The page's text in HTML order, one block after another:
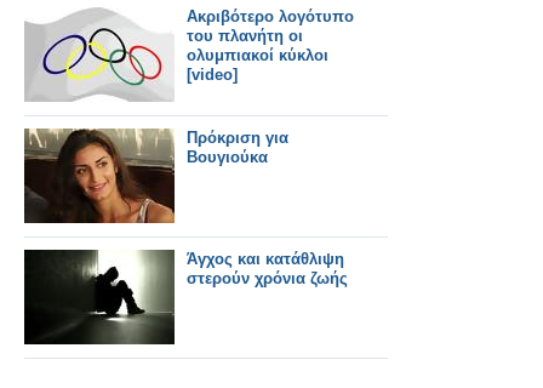
Ακριβότερο λογότυπο
του πλανήτη οι
ολυμπιακοί κύκλοι
[video]
Πρόκριση για
Βουγιούκα
Άγχος και κατάθλιψη
στερούν χρόνια ζωής